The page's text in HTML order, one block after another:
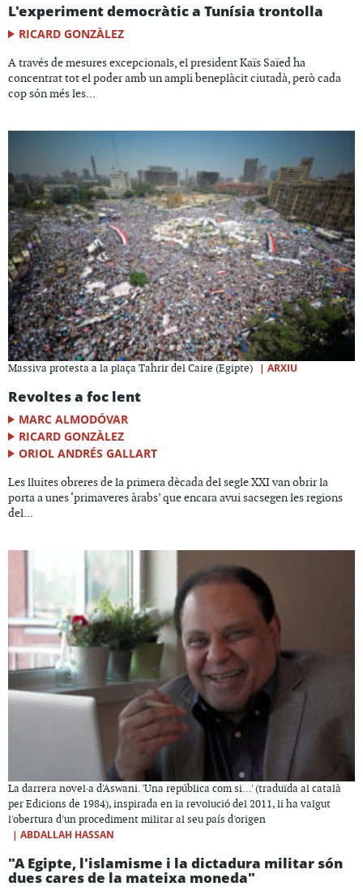
L'experiment democràtic a Tunísia trontolla
RICARD GONZÀLEZ
A través de mesures excepcionals, el president Kaïs Saïed ha
concentrat tot el poder amb un ampli beneplàcit ciutadà, però cada
cop són més les...
Massiva protesta a la plaça Tahrir del Caire (Egipte) | ARXIU
Revoltes a foc lent
MARC ALMODÓVAR
RICARD GONZÀLEZ
ORIOL ANDRÉS GALLART
Les lluites obreres de la primera dècada del segle XXI van obrir la
porta a unes ‘primaveres àrabs’ que encara avui sacsegen les regions
del...
La darrera novel·a d'Aswani. 'Una república com si...' (traduïda al català
per Edicions de 1984), inspirada en la revolució del 2011, li ha valgut
l'obertura d'un procediment militar al seu país d'origen
| ABDALLAH HASSAN
"A Egipte, l'islamisme i la dictadura militar són
dues cares de la mateixa moneda"